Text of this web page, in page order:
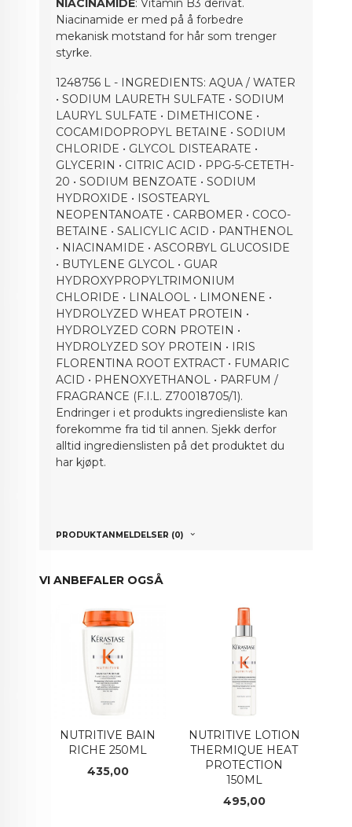
NIACINAMIDE: Vitamin B3 derivat.
Niacinamide er med på å forbedre
mekanisk motstand for hår som trenger
styrke.
1248756 L - INGREDIENTS: AQUA / WATER
• SODIUM LAURETH SULFATE • SODIUM
LAURYL SULFATE • DIMETHICONE •
COCAMIDOPROPYL BETAINE • SODIUM
CHLORIDE • GLYCOL DISTEARATE •
GLYCERIN • CITRIC ACID • PPG-5-CETETH-
20 • SODIUM BENZOATE • SODIUM
HYDROXIDE • ISOSTEARYL
NEOPENTANOATE • CARBOMER • COCO-
BETAINE • SALICYLIC ACID • PANTHENOL
• NIACINAMIDE • ASCORBYL GLUCOSIDE
• BUTYLENE GLYCOL • GUAR
HYDROXYPROPYLTRIMONIUM
CHLORIDE • LINALOOL • LIMONENE •
HYDROLYZED WHEAT PROTEIN •
HYDROLYZED CORN PROTEIN •
HYDROLYZED SOY PROTEIN • IRIS
FLORENTINA ROOT EXTRACT • FUMARIC
ACID • PHENOXYETHANOL • PARFUM /
FRAGRANCE (F.I.L. Z70018705/1).
Endringer i et produkts ingrediensliste kan
forekomme fra tid til annen. Sjekk derfor
alltid ingredienslisten på det produktet du
har kjøpt.
PRODUKTANMELDELSER (0)
VI ANBEFALER OGSÅ
NUTRITIVE BAIN
RICHE 250ML
Pris
435,00
NUTRITIVE LOTION
THERMIQUE HEAT
PROTECTION
150ML
Pris
495,00